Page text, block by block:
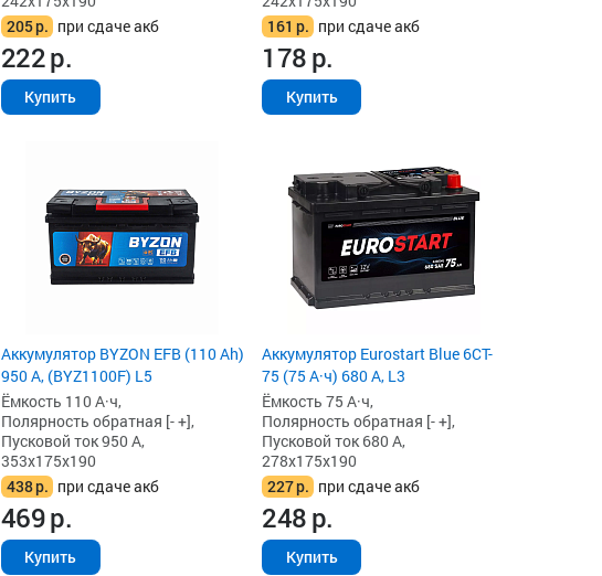
205р. при сдаче акб
222р.
Купить
161 р. при сдаче акб
178р.
Купить
Аккумулятор BYZON EFB (110 Ah)
950 А, (BYZ1100F) L5
Ёмкость 110 А·ч,
Полярность обратная [- +],
Пусковой ток 950 А,
353x175x190
438р. при сдаче акб
469р.
Купить
Аккумулятор Eurostart Blue 6CT-
75 (75 А·ч) 680 А, L3
Ёмкость 75 А·ч,
Полярность обратная [- +],
Пусковой ток 680 А,
278x175x190
227р. при сдаче акб
248р.
Купить